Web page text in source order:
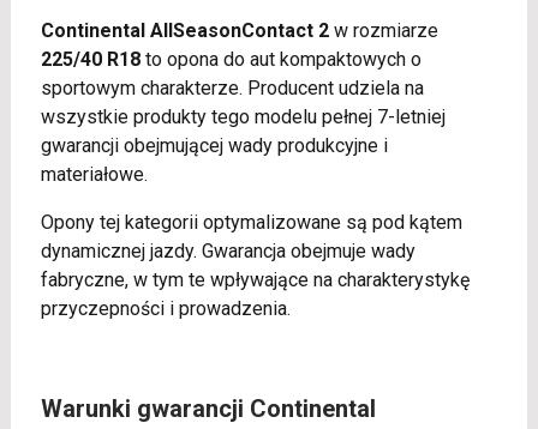
Continental AllSeasonContact 2w rozmiarze
225/40 R18to opona do aut kompaktowych o
sportowym charakterze. Producent udziela na
wszystkie produkty tego modelu pełnej 7-letniej
gwarancji obejmującej wady produkcyjne i
materiałowe.
Opony tej kategorii optymalizowane są pod kątem
dynamicznej jazdy. Gwarancja obejmuje wady
fabryczne, w tym te wpływające na charakterystykę
przyczepności i prowadzenia.
Warunki gwarancji Continental